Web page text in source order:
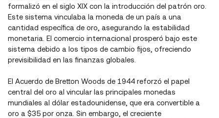
formalizó en el siglo XIX con la introducción del patrón oro.
Este sistema vinculaba la moneda de un país a una
cantidad específica de oro, asegurando la estabilidad
monetaria. El comercio internacional prosperó bajo este
sistema debido a los tipos de cambio fijos, ofreciendo
previsibilidad en las finanzas globales.
El Acuerdo de Bretton Woods de 1944 reforzó el papel
central del oro al vincular las principales monedas
mundiales al dólar estadounidense, que era convertible a
oro a $35 por onza. Sin embargo, el creciente